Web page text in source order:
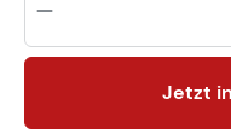
Jetzt